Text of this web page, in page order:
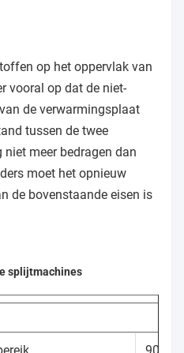
op het oppervlak van
vooral op dat de niet-
de verwarmingsplaat
tussen de twee
meer bedragen dan
moet het opnieuw
de bovenstaande eisen is
splijtmachines